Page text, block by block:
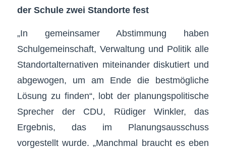
der Schule zwei Standorte fest
„In gemeinsamer Abstimmung haben
Schulgemeinschaft, Verwaltung und Politik alle
Standortalternativen miteinander diskutiert und
abgewogen, um am Ende die bestmögliche
Lösung zu finden“, lobt der planungspolitische
Sprecher der CDU, Rüdiger Winkler, das
Ergebnis, das im Planungsausschuss
vorgestellt wurde. „Manchmal braucht es eben